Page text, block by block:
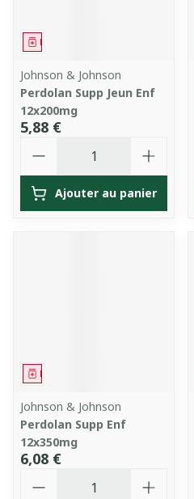
Médicament
Johnson & Johnson
Perdolan Supp Jeun Enf
12x200mg
5,88 €
Ajouter au panier
Médicament
Johnson & Johnson
Perdolan Supp Enf
12x350mg
6,08 €